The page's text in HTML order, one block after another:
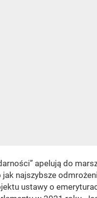
apelują do
jak najszybsze
ustawy o